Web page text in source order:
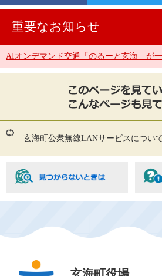
重要なお知らせ
AIオンデマンド交通「のるーと玄海」が
ジ
を
て
は
な
玄海町公衆無線LANサービスについて